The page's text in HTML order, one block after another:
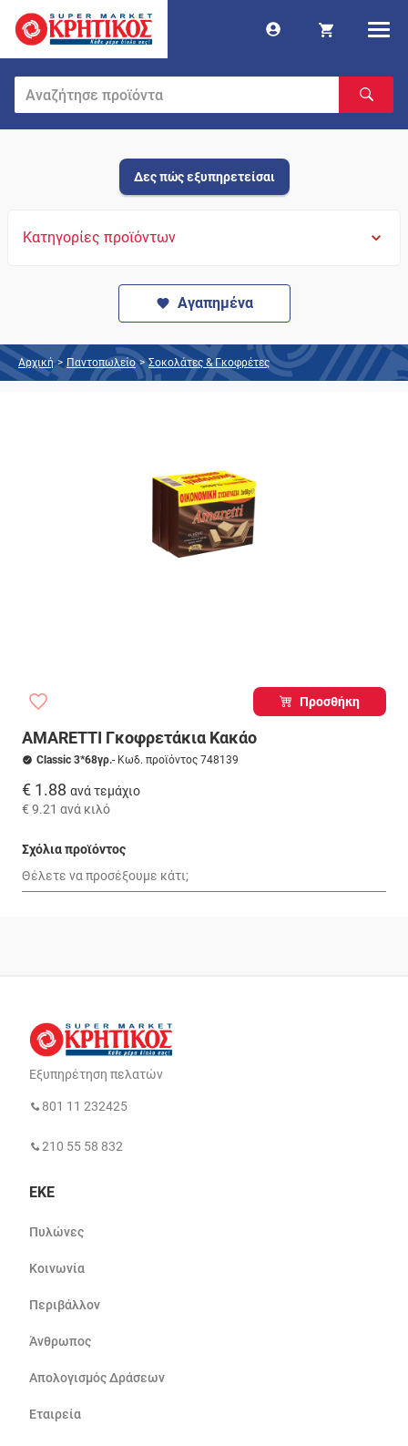
Δες πώς εξυπηρετείσαι
Κατηγορίες προϊόντων
Αγαπημένα
Αρχική > Παντοπωλείο > Σοκολάτες & Γκοφρέτες
Προσθήκη
ΑΜΑRETTI Γκοφρετάκια Κακάο
Classic 3*68γρ.- Κωδ. προϊόντος 748139
€ 1.88 ανά τεμάχιο
€ 9.21 ανά κιλό
Σχόλια προϊόντος
Εξυπηρέτηση πελατών
801 11 232425
210 55 58 832
ΕΚΕ
Πυλώνες
Κοινωνία
Περιβάλλον
Άνθρωπος
Απολογισμός Δράσεων
Εταιρεία